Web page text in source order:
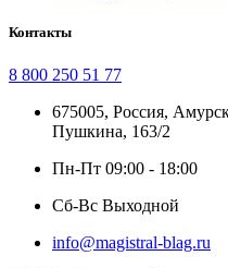
Контакты
8 800 250 51 77
675005, Россия,
Пушкина, 163/2
Пн-Пт 09:00 - 18:00
Сб-Вс Выходной
info@magistral-blag.ru